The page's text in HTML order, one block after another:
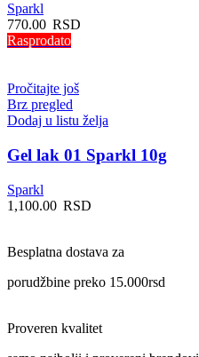
Sparkl
770.00 RSD
Rasprodato
Pročitajte još
Brz pregled
Dodaj u listu želja
Gel lak 01 Sparkl 10g
Sparkl
1,100.00 RSD
Besplatna dostava za
porudžbine preko 15.000rsd
Proveren kvalitet